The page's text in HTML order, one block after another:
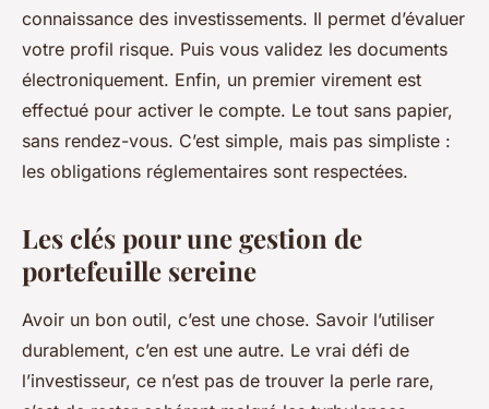
connaissance des investissements. Il permet d’évaluer
votre profil risque. Puis vous validez les documents
électroniquement. Enfin, un premier virement est
effectué pour activer le compte. Le tout sans papier,
sans rendez-vous. C’est simple, mais pas simpliste :
les obligations réglementaires sont respectées.
Les clés pour une gestion de
portefeuille sereine
Avoir un bon outil, c’est une chose. Savoir l’utiliser
durablement, c’en est une autre. Le vrai défi de
l’investisseur, ce n’est pas de trouver la perle rare,